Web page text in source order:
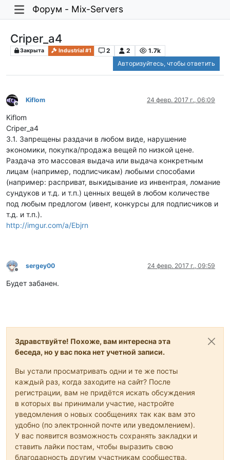
Форум - Mix-Servers
Criper_a4
Закрыта Industrial #1 2 2
1.7k
Авторизуйтесь, чтобы ответить
Не в сети
Kiflom 24 февр. 2017 г., 06:09
Kiflom
Criper_a4
3.1. Запрещены раздачи в любом виде, нарушение
экономики, покупка/продажа вещей по низкой цене.
Раздача это массовая выдача или выдача конкретным
лицам (например, подписчикам) любыми способами
(например: расприват, выкидывание из инвентрая, ломание
сундуков и т.д. и т.п.) ценных вещей в любом количестве
под любым предлогом (ивент, конкурсы для подписчиков и
т.д. и т.п.).
http://imgur.com/a/Ebjrn
Не в сети
sergey00 24 февр. 2017 г., 09:59
Будет забанен.
Здравствуйте! Похоже, вам интересна эта
беседа, но у вас пока нет учетной записи.
Вы устали просматривать одни и те же посты
каждый раз, когда заходите на сайт? После
регистрации, вам не придётся искать обсуждения
в которых вы принимали участие, настройте
уведомления о новых сообщениях так как вам это
удобно (по электронной почте или уведомлением).
У вас появится возможность сохранять закладки и
ставить лайки постам, чтобы выразить свою
благодарность другим участникам сообщества.